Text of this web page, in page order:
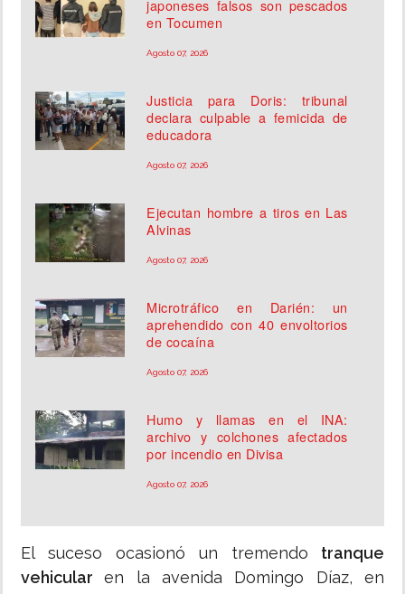
japoneses falsos son pescados
en Tocumen
Agosto 07, 2026
Justicia para Doris: tribunal
declara culpable a femicida de
educadora
Agosto 07, 2026
Ejecutan hombre a tiros en Las
Alvinas
Agosto 07, 2026
Microtráfico en Darién: un
aprehendido con 40 envoltorios
de cocaína
Agosto 07, 2026
Humo y llamas en el INA:
archivo y colchones afectados
por incendio en Divisa
Agosto 07, 2026
El suceso ocasionó un tremendo tranque
vehicularen la avenida Domingo Díaz, en